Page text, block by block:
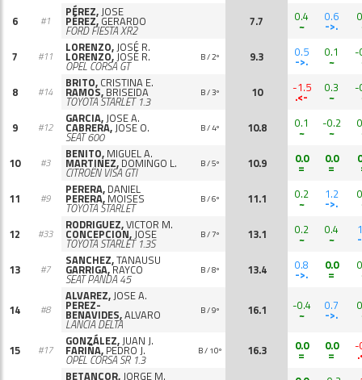
6
#1
PÉREZ,JOSE
PÉREZ,GERARDO
FORD FIESTA XR2
7.7 0.4
~
0.6
->.
7
#11
LORENZO,JOSÉ R.
LORENZO,JOSÉ R.
OPEL CORSA GT
B / 2º 9.3 0.5
->.
0.1
~
-
8
#14
BRITO, CRISTINA E.
RAMOS, BRISEIDA
TOYOTA STARLET 1.3
B / 3º 10 -1.5
.<-
0.3
~
-
9
#12
GARCIA,JOSE A.
CABRERA,JOSE O.
SEAT 600
B / 4º 10.8 0.1
~
-0.2
~
10
#3
BENITO, MIGUEL A.
MARTINEZ, DOMINGO L.
CITROËN VISA GTI
B / 5º 10.9 0.0
=
0.0
=
11
#9
PERERA, DANIEL
PERERA, MOISES
TOYOTA STARLET
B / 6º 11.1 0.2
~
1.2
->.
12
#33
RODRIGUEZ,VICTOR M.
CONCEPCION,JOSE
TOYOTA STARLET 1.3S
B / 7º 13.1 0.2
~
0.4
~
13
#7
SANCHEZ,TANAUSU
GARRIGA,RAYCO
SEAT PANDA 45
B / 8º 13.4 0.8
->.
0.0
=
14 #8
ALVAREZ,JOSE A.
PEREZ-
BENAVIDES,ALVARO
LANCIA DELTA
B / 9º 16.1 -0.4
~
0.7
->.
15 #17
GONZÁLEZ,JUAN J.
FARIÑA, PEDRO J.
OPEL CORSA SR 1.3
B / 10º 16.3 0.0
=
0.0
=
-
BETANCOR,JORGE M.